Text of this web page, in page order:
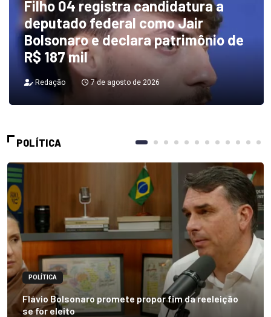
Filho 04 registra candidatura a
deputado federal como Jair
Bolsonaro e declara patrimônio de
R$ 187 mil
Redação 7 de agosto de 2026
POLÍTICA
POLÍTICA
Flávio Bolsonaro promete propor fim da reeleição
se for eleito